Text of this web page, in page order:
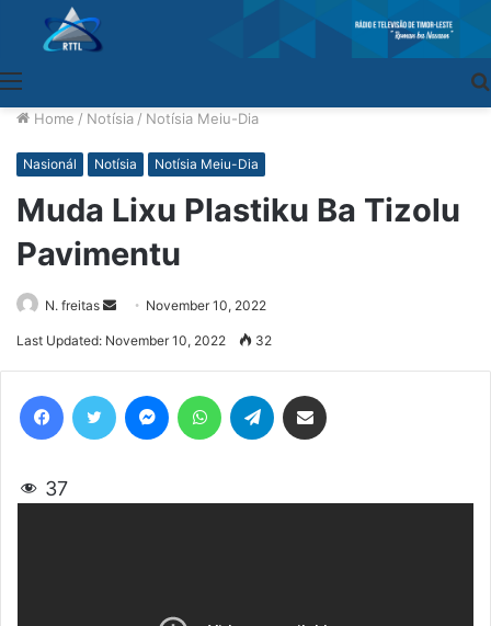
Home / Notísia / Notísia Meiu-Dia
Nasionál Notísia Notísia Meiu-Dia
Muda Lixu Plastiku Ba Tizolu
Pavimentu
N. freitas
SendNovember 10, 2022
Last Updated: November 10, 2022 32
37